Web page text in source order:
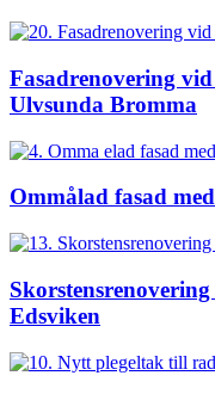
Fasadrenovering
Ulvsunda Bromma
Ommålad fasad
Edsviken